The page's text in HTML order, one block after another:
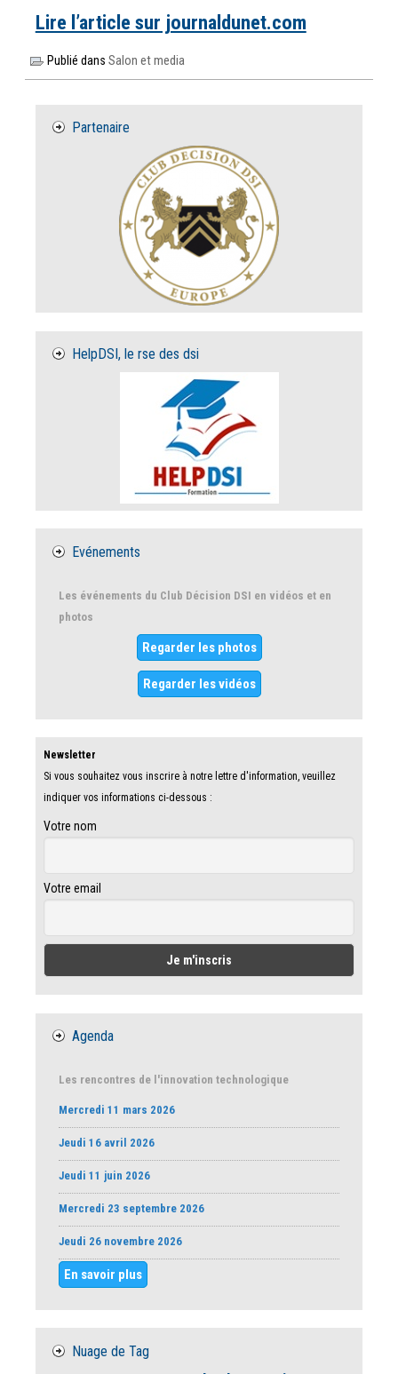
Lire l’article sur journaldunet.com
Publié dansSalon et media
Partenaire
HelpDSI, le rse des dsi
Evénements
Les événements du Club Décision DSI en vidéos et en
photos
Regarder les photos
Regarder les vidéos
Newsletter
Si vous souhaitez vous inscrire à notre lettre d'information, veuillez
indiquer vos informations ci-dessous :
Votre nom
Votre email
Agenda
Les rencontres de l'innovation technologique
Mercredi 11 mars 2026
Jeudi 16 avril 2026
Jeudi 11 juin 2026
Mercredi 23 septembre 2026
Jeudi 26 novembre 2026
En savoir plus
Nuage de Tag